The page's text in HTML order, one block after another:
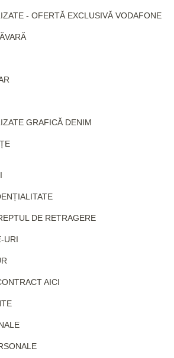
- OFERTĂ EXCLUSIVĂ VODAFONE
GRAFICĂ DENIM
DE RETRAGERE
URI
AICI